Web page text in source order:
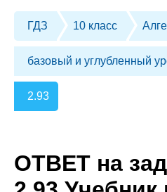
ГДЗ 10 класс
базовый и углубленный
2.93
ОТВЕТ на